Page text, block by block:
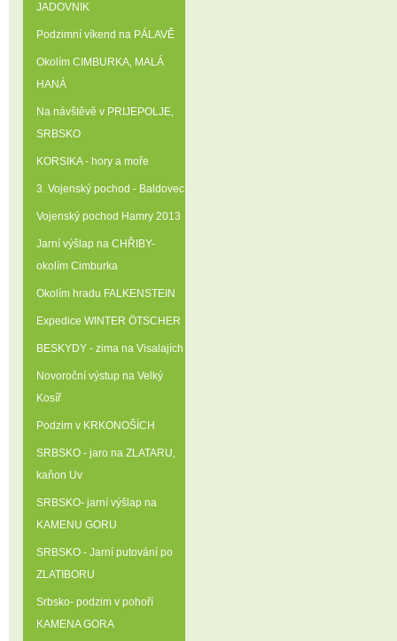
JADOVNIK
Podzimní víkend na PÁLAVĚ
Okolím CIMBURKA‚ MALÁ
HANÁ
Na návštěvě v PRIJEPOLJE‚
SRBSKO
KORSIKA - hory a moře
3. Vojenský pochod - Baldovec
Vojenský pochod Hamry 2013
Jarní výšlap na CHŘIBY-
okolím Cimburka
Okolím hradu FALKENSTEIN
Expedice WINTER ÖTSCHER
BESKYDY - zima na Visalajích
Novoroční výstup na Velký
Kosíř
Podzim v KRKONOŠÍCH
SRBSKO - jaro na ZLATARU‚
kaňon Uv
SRBSKO- jarní výšlap na
KAMENU GORU
SRBSKO - Jarní putování po
ZLATIBORU
Srbsko- podzim v pohoří
KAMENA GORA